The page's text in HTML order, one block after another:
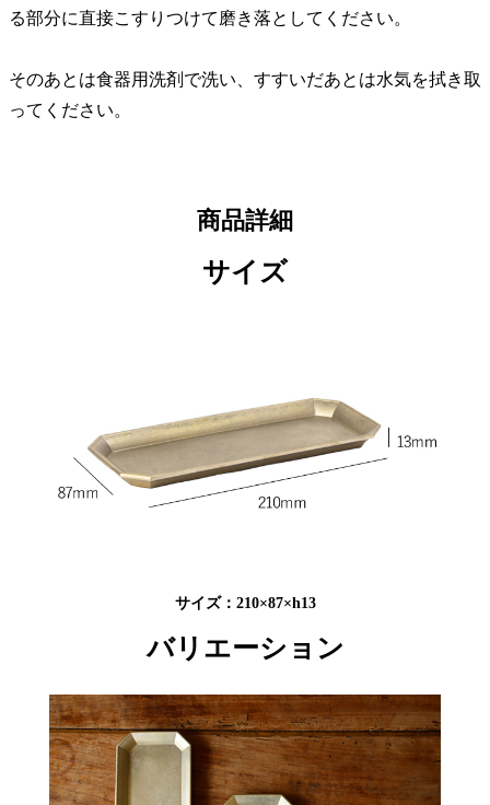
る部分に直接こすりつけて磨き落としてください。
そのあとは食器用洗剤で洗い、すすいだあとは水気を拭き取
ってください。
商品詳細
サイズ
サイズ：210×87×h13
バリエーション